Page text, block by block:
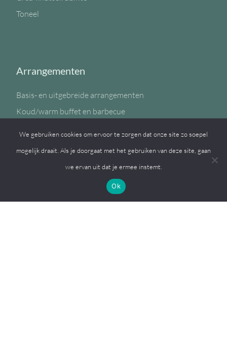
Toneel
Arrangementen
Basis- en uitgebreide arrangementen
Koud/warm buffet en barbecue
We gebruiken cookies om ervoor te zorgen dat onze site zo soepel
mogelijk draait. Als je doorgaat met het gebruiken van deze site, gaan
we ervan uit dat je ermee instemt.
Ok